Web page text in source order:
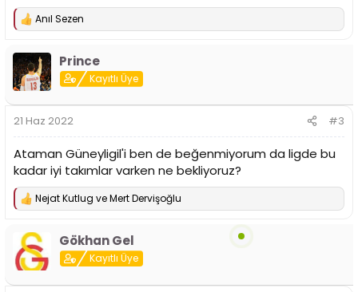
T
k
i
l
:
Anıl Sezen
Prince
Kayıtlı Üye
21 Haz 2022 #3
Ataman Güneyligil'i ben de beğenmiyorum da ligde bu
kadar iyi takımlar varken ne bekliyoruz?
T
k
i
l
Nejat Kutlug veMert Dervişoğlu
Gökhan Gel
Kayıtlı Üye